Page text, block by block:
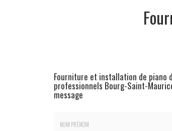
Fourniture et installation de piano
professionnels Bourg-Saint-
message